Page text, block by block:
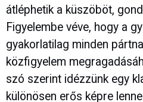
átléphetik a küszöböt,
Figyelembe véve, hogy a
gyakorlatilag minden
közfigyelem
szó szerint idézzünk egy
különösen erős képre